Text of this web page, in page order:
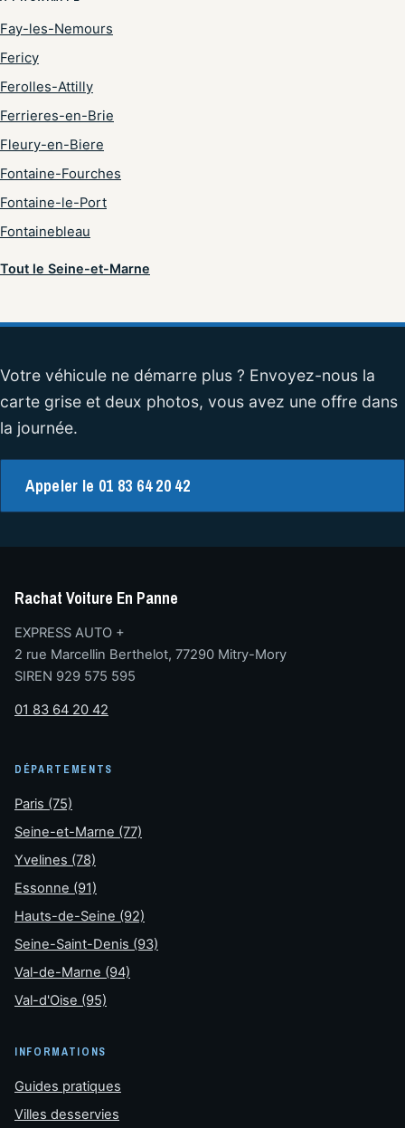
Fay-les-Nemours
Fericy
Ferolles-Attilly
Ferrieres-en-Brie
Fleury-en-Biere
Fontaine-Fourches
Fontaine-le-Port
Fontainebleau
Tout le Seine-et-Marne
Votre véhicule ne démarre plus ? Envoyez-nous la
carte grise et deux photos, vous avez une offre dans
la journée.
Appeler le 01 83 64 20 42
Rachat Voiture En Panne
EXPRESS AUTO +
2 rue Marcellin Berthelot, 77290 Mitry-Mory
SIREN 929 575 595
01 83 64 20 42
DÉPARTEMENTS
Paris (75)
Seine-et-Marne (77)
Yvelines (78)
Essonne (91)
Hauts-de-Seine (92)
Seine-Saint-Denis (93)
Val-de-Marne (94)
Val-d'Oise (95)
INFORMATIONS
Guides pratiques
Villes desservies